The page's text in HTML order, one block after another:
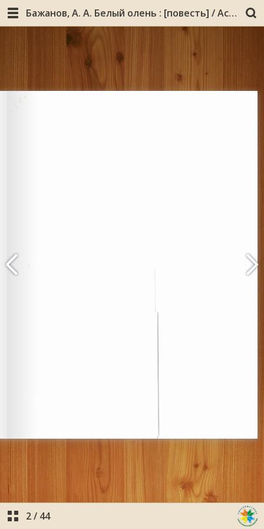
Бажанов, А. А. Белый олень : [повесть] / Аскольд Бажанов. - Мурманск : Север, 2007. - 39, [1] с. : ил.
2/ 44